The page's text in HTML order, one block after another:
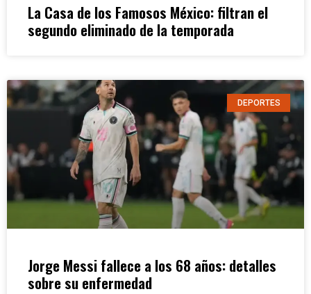
La Casa de los Famosos México: filtran el
segundo eliminado de la temporada
DEPORTES
Jorge Messi fallece a los 68 años: detalles
sobre su enfermedad